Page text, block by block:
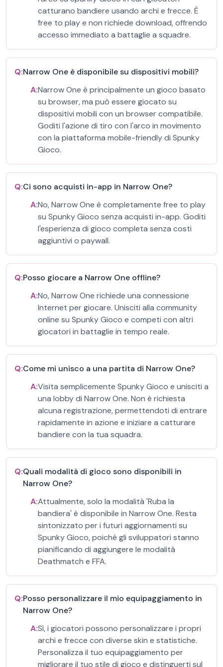
catturano bandiere usando archi e frecce. È
free to play e non richiede download, offrendo
accesso immediato a battaglie a squadre.
Q:Narrow One è disponibile su dispositivi mobili?
A:Narrow One è principalmente un gioco basato
su browser, ma può essere giocato su
dispositivi mobili con un browser compatibile.
Goditi l'azione di tiro con l'arco in movimento
con la piattaforma mobile-friendly di Spunky
Gioco.
Q:Ci sono acquisti in-app in Narrow One?
A:No, Narrow One è completamente free to play
su Spunky Gioco senza acquisti in-app. Goditi
l'esperienza di gioco completa senza costi
aggiuntivi o paywall.
Q:Posso giocare a Narrow One offline?
A:No, Narrow One richiede una connessione
Internet per giocare. Unisciti alla community
online su Spunky Gioco e competi con altri
giocatori in battaglie in tempo reale.
Q:Come mi unisco a una partita di Narrow One?
A:Visita semplicemente Spunky Gioco e unisciti a
una lobby di Narrow One. Non è richiesta
alcuna registrazione, permettendoti di entrare
rapidamente in azione e iniziare a catturare
bandiere con la tua squadra.
Q:Quali modalità di gioco sono disponibili in
Narrow One?
A:Attualmente, solo la modalità 'Ruba la
bandiera' è disponibile in Narrow One. Resta
sintonizzato per i futuri aggiornamenti su
Spunky Gioco, poiché gli sviluppatori stanno
pianificando di aggiungere le modalità
Deathmatch e FFA.
Q:Posso personalizzare il mio equipaggiamento in
Narrow One?
A:Sì, i giocatori possono personalizzare i propri
archi e frecce con diverse skin e statistiche.
Personalizza il tuo equipaggiamento per
migliorare il tuo stile di gioco e distinguerti sul